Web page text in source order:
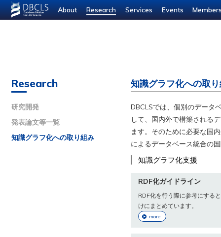
About Research Services Events
Research
研究開発
発表論文等一覧
知識グラフ化への取り組み
知識グラフ化への取
DBCLSでは、個別のデータ
して、国内外で構築される
ます。そのために必要な国
によるデータベース統合の
知識グラフ化支援
RDF化ガイドライン
RDF化を行う際に参考にする
けにまとめています。
more